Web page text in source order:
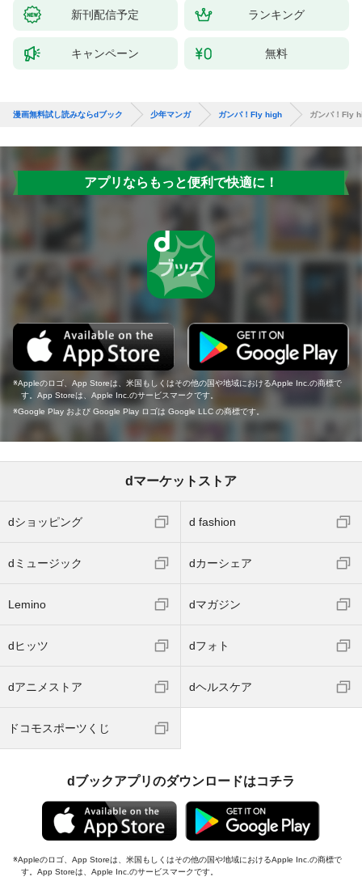
新刊配信予定 ランキング
キャンペーン 無料
漫画無料試し読みならdブック 少年マンガ ガンバ！Fly high ガンバ！Fly
アプリならもっと便利で快適に！
Appleのロゴ、App Storeは、米国もしくはその他の国や地域におけるApple Inc.の商標で
す。App Storeは、Apple Inc.のサービスマークです。
Google Play および Google Play ロゴは Google LLC の商標です。
dマーケットストア
dショッピング d fashion
dミュージック dカーシェア
Lemino dマガジン
dヒッツ dフォト
dアニメストア dヘルスケア
ドコモスポーツくじ
dブックアプリのダウンロードはコチラ
Appleのロゴ、App Storeは、米国もしくはその他の国や地域におけるApple Inc.の商標で
す。App Storeは、Apple Inc.のサービスマークです。